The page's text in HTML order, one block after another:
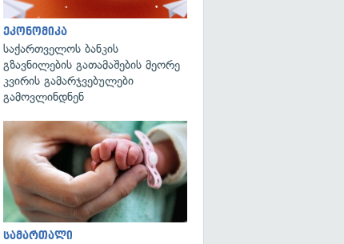
გადახედვა
ეკონომიკა
საქართველოს ბანკის
გზავნილების გათამაშების მეორე
კვირის გამარჯვებულები
გამოვლინდნენ
სამართალი